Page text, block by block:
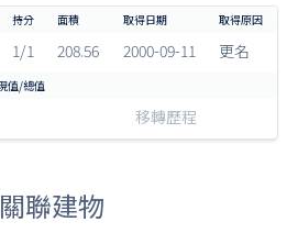
1/1 208.56 2000-09-11 更名
移轉歷程
關聯建物